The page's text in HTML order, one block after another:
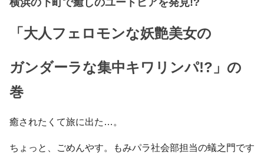
「大人フェロモンな妖艶美女の
ガンダーラな集中キワリンパ!?」の
巻
癒されたくて旅に出た…。
ちょっと、ごめんやす。もみパラ社会部担当の蟻之門です